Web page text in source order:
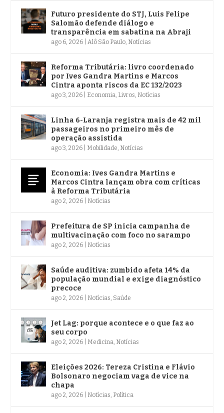
Futuro presidente do STJ, Luis Felipe
Salomão defende diálogo e
transparência em sabatina na Abraji
ago 6, 2026 |Alô São Paulo, Notícias
Reforma Tributária: livro coordenado
por Ives Gandra Martins e Marcos
Cintra aponta riscos da EC 132/2023
ago 3, 2026 Economia, Livros, Notícias
Linha 6-Laranja registra mais de 42 mil
passageiros no primeiro mês de
operação assistida
ago 3, 2026 Mobilidade, Notícias
Economia: Ives Gandra Martins e
Marcos Cintra lançam obra com críticas
à Reforma Tributária
ago 2, 2026 Notícias
Prefeitura de SP inicia campanha de
multivacinação com foco no sarampo
ago 2, 2026 Notícias
Saúde auditiva: zumbido afeta 14% da
população mundial e exige diagnóstico
precoce
ago 2, 2026 Notícias, Saúde
Jet Lag: porque acontece e o que faz ao
seu corpo
ago 2, 2026 Medicina, Notícias
Eleições 2026: Tereza Cristina e Flávio
Bolsonaro negociam vaga de vice na
chapa
ago 2, 2026 Notícias, Política